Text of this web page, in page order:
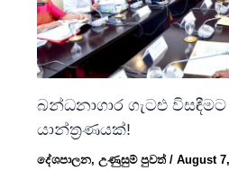
බන්ධනාගාර ගැටළු
යාන්ත්‍රණයක්!
දේශපාලන,උණුසුම් පුවත්/August